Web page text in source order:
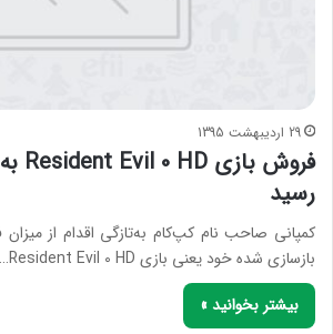
29 اردیبهشت 1395
رسید
کمپانی صاحب نام کپ‌کام به‌تازگی اقدام از
بازسازی شده خود یعنی بازی Resident Evil 0 HD…
بیشتر بخوانید »